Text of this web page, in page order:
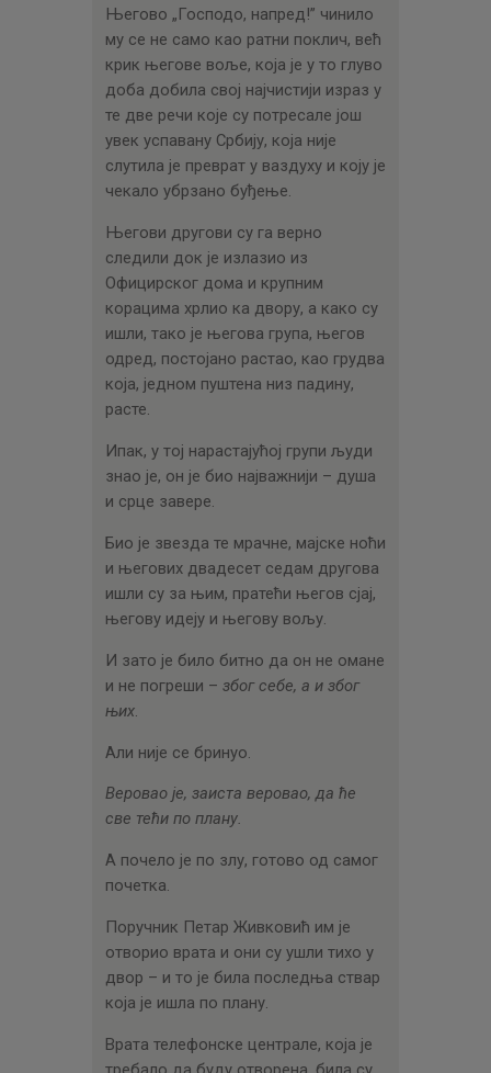
Његово „Господо, напред!” чинило
му се не само као ратни поклич, већ
крик његове воље, која је у то глуво
доба добила свој најчистији израз у
те две речи које су потресале још
увек успавану Србију, која није
слутила је преврат у ваздуху и коју је
чекало убрзано буђење.
Његови другови су га верно
следили док је излазио из
Официрског дома и крупним
корацима хрлио ка двору, а како су
ишли, тако је његова група, његов
одред, постојано растао, као грудва
која, једном пуштена низ падину,
расте.
Ипак, у тој нарастајућој групи људи
знао је, он је био најважнији – душа
и срце завере.
Био је звезда те мрачне, мајске ноћи
и његових двадесет седам другова
ишли су за њим, пратећи његов сјај,
његову идеју и његову вољу.
И зато је било битно да он не омане
и не погреши – због себе, а и због
њих.
Али није се бринуо.
Веровао је, заиста веровао, да ће
све тећи по плану.
А почело је по злу, готово од самог
почетка.
Поручник Петар Живковић им је
отворио врата и они су ушли тихо у
двор – и то је била последња ствар
која је ишла по плану.
Врата телефонске централе, која је